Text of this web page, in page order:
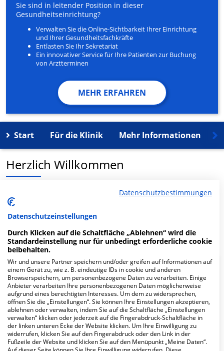
Sie sind in leitender Position in dieser
Gesundheitseinrichtung?
Verwalten Sie die Online-Sichtbarkeit Ihrer Einrichtung
und Ihrer Gesundheitsfachkräfte
Entlasten Sie Ihr Sekretariat
Ein innovativer Service für Ihre Patienten zur Buchung
von Arztterminen
MEHR ERFAHREN
Start Für die Klinik Mehr Informationen
Herzlich Willkommen
khm MVZ Nordhessen GmbH in der Rathausplatz 6 ist
ein medizinisches Versorgungszentrum in Vellmar.
Mehr Informationen
FAQ
Hier ﬁnden Sie häuﬁg gestellte Fragen zu dieser Klinik.
Wie lautet die Adresse von khm MVZ
Nordhessen GmbH?
Datenschutzbestimmungen
Datenschutzeinstellungen
Durch Klicken auf die Schaltfläche „Ablehnen“ wird die
Standardeinstellung nur für unbedingt erforderliche cookie
beibehalten.
Wir und unsere Partner speichern und/oder greifen auf Informationen auf
einem Gerät zu, wie z. B. eindeutige IDs in cookie und anderen
Browserspeichern, um personenbezogene Daten zu verarbeiten. Einige
Anbieter verarbeiten Ihre personenbezogenen Daten möglicherweise
aufgrund eines berechtigten Interesses. Um dem zu widersprechen,
öffnen Sie die „Einstellungen“. Sie können Ihre Einstellungen akzeptieren,
ablehnen oder verwalten, indem Sie auf die Schaltfläche „Einstellungen
verwalten“ klicken oder jederzeit auf die Fingerabdruck-Schaltfläche in
der linken unteren Ecke der Website klicken. Um Ihre Einwilligung zu
widerrufen, klicken Sie auf den Fingerabdruck oder den Link in der
Fußzeile der Website und klicken Sie auf den Menüpunkt „Meine Daten“.